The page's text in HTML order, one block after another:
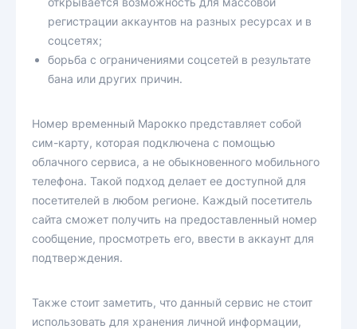
регистрации аккаунтов на разных ресурсах и в
соцсетях;
борьба с ограничениями соцсетей в результате
бана или других причин.
Номер временный Марокко представляет собой
сим-карту, которая подключена с помощью
облачного сервиса, а не обыкновенного мобильного
телефона. Такой подход делает ее доступной для
посетителей в любом регионе. Каждый посетитель
сайта сможет получить на предоставленный номер
сообщение, просмотреть его, ввести в аккаунт для
подтверждения.
Также стоит заметить, что данный сервис не стоит
использовать для хранения личной информации,